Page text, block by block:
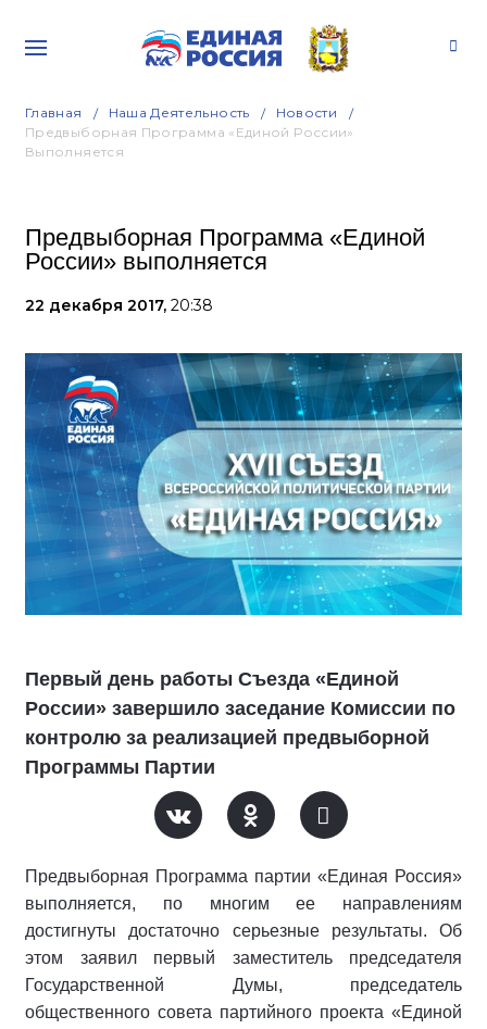
Главная Наша Деятельность
Новости
Предвыборная Программа «Единой России»
Выполняется
Предвыборная Программа «Единой
России» выполняется
22 декабря 2017, 20:38
Первый день работы Съезда «Единой
России» завершило заседание Комиссии по
контролю за реализацией предвыборной
Программы Партии
Предвыборная Программа партии «Единая Россия»
выполняется, по многим ее направлениям
достигнуты достаточно серьезные результаты. Об
этом заявил первый заместитель председателя
Государственной Думы, председатель
общественного совета партийного проекта «Единой